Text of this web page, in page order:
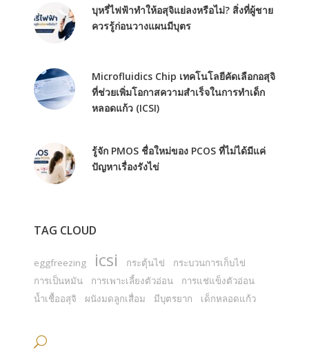
บุหรี่ไฟฟ้าทำให้อสุจิแย่ลงหรือไม่? สิ่งที่ผู้ชาย
ควรรู้ก่อนวางแผนมีบุตร
Microfluidics Chip เทคโนโลยีคัดเลือกอสุจิ
ที่ช่วยเพิ่มโอกาสความสำเร็จในการทำเด็ก
หลอดแก้ว (ICSI)
รู้จัก PMOS ชื่อใหม่ของ PCOS ที่ไม่ได้มีแค่
ปัญหาเรื่องรังไข่
TAG CLOUD
eggfreezing icsi กระตุ้นไข่
กระบวนการเก็บไข่
การเป็นหมัน
การเพาะเลี้ยงตัวอ่อน
การแช่แข็งตัวอ่อน
น้ำเชื้ออสุจิ
ผนังมดลูกเสื่อม มีบุตรยาก เด็กหลอดแก้ว